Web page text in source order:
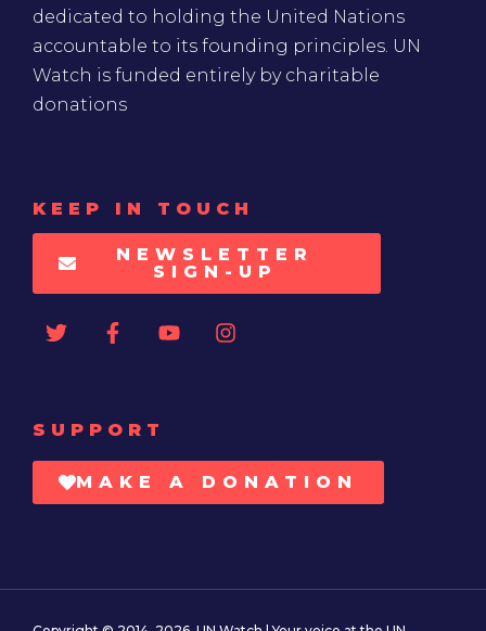
dedicated to holding the United Nations
accountable to its founding principles. UN
Watch is funded entirely by charitable
donations
KEEP IN TOUCH
NEWSLETTER
SIGN-UP
SUPPORT
MAKE A DONATION